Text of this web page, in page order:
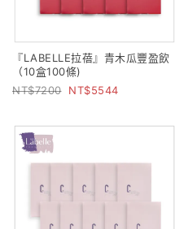
『LABELLE拉蓓』青木瓜豐盈飲
（10盒100條)
7200
5544